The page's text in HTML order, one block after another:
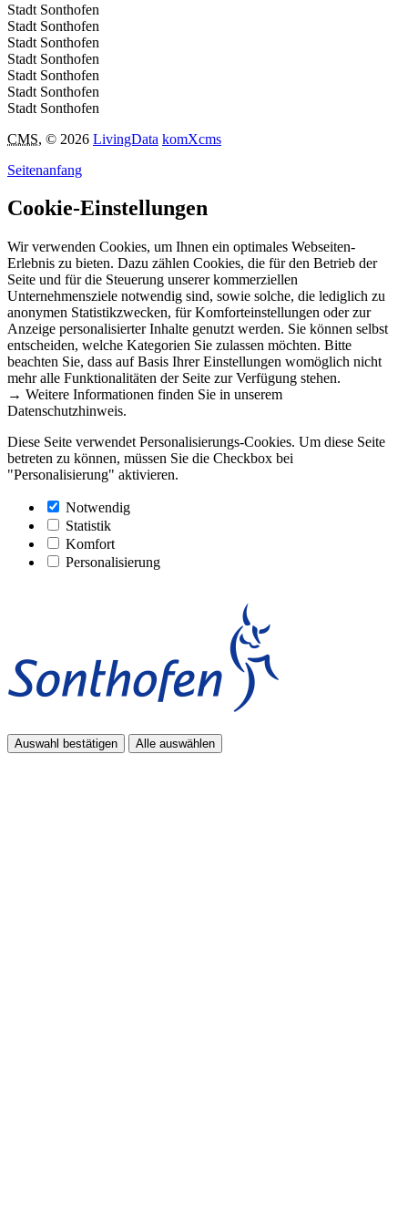
Stadt Sonthofen
Stadt Sonthofen
Stadt Sonthofen
Stadt Sonthofen
Stadt Sonthofen
Stadt Sonthofen
Stadt Sonthofen
CMS, © 2026 LivingData komXcms
Seitenanfang
Cookie-Einstellungen
Wir verwenden Cookies, um Ihnen ein optimales Webseiten-
Erlebnis zu bieten. Dazu zählen Cookies, die für den Betrieb der
Seite und für die Steuerung unserer kommerziellen
Unternehmensziele notwendig sind, sowie solche, die lediglich zu
anonymen Statistikzwecken, für Komforteinstellungen oder zur
Anzeige personalisierter Inhalte genutzt werden. Sie können selbst
entscheiden, welche Kategorien Sie zulassen möchten. Bitte
beachten Sie, dass auf Basis Ihrer Einstellungen womöglich nicht
mehr alle Funktionalitäten der Seite zur Verfügung stehen.
→ Weitere Informationen finden Sie in unserem
Datenschutzhinweis.
Diese Seite verwendet Personalisierungs-Cookies. Um diese Seite
betreten zu können, müssen Sie die Checkbox bei
"Personalisierung" aktivieren.
Notwendig
Statistik
Komfort
Personalisierung
Auswahl bestätigen Alle auswählen